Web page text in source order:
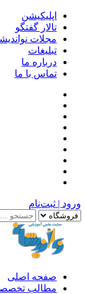
اپلیکیشن
تالار گفتگو
مجلات
تبلیغات
درباره ما
تماس با ما
ورود | ثبت‌نام
صفحه اصلی
مطالب